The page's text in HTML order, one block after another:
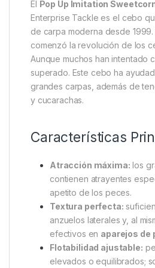
Descripción
Enterprise Tackle
Pop Up Imitation
Enterprise Tackle es el cebo
de carpa moderna desde
comenzó la revolución de los
Aunque muchos han intentado
superado. Este cebo ha
grandes carpas, además de
y cucarachas.